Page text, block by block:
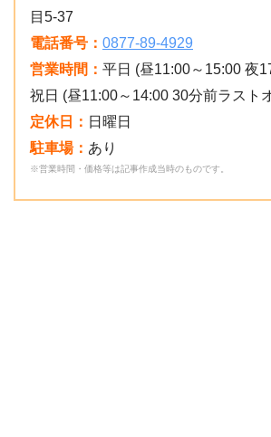
目5-37
電話番号： 0877-89-4929
営業時間： 平日 (昼11:00～15:00 夜
祝日 (昼11:00～14:00 30分前ラスト
定休日： 日曜日
駐車場： あり
※営業時間・価格等は記事作成当時のものです。